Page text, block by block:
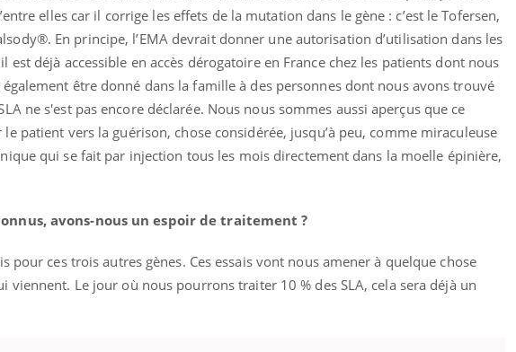
elles car il corrige les effets de la mutation dans le gène : c’est le Tofersen,
En principe, l’EMA devrait donner une autorisation d’utilisation dans les
déjà accessible en accès dérogatoire en France chez les patients dont nous
être donné dans la famille à des personnes dont nous avons trouvé
ne s'est pas encore déclarée. Nous nous sommes aussi aperçus que ce
patient vers la guérison, chose considérée, jusqu’à peu, comme miraculeuse
qui se fait par injection tous les mois directement dans la moelle épinière,
avons-nous un espoir de traitement ?
pour ces trois autres gènes. Ces essais vont nous amener à quelque chose
viennent. Le jour où nous pourrons traiter 10 % des SLA, cela sera déjà un
l’entreprise mise sur le bien
global Youtube
rendez-vous de la santé et de la
qualité de vie au travail" de Pourquoi
reçoivent Régis Blugeon, DRH et
...
Eczéma chronique des mains : au
quotidien (3/3)Youtube
Dans cette vidéo, le Dr Inès Zaraa,
dermatologue à Paris, vous explique
comment protéger vos mains au quotidien
et éviter les ...